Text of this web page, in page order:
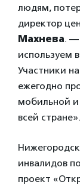
людям,
директор
Махнева. —
используем
Участники
ежегодно
мобильной
всей стране».
инвалидов
проект